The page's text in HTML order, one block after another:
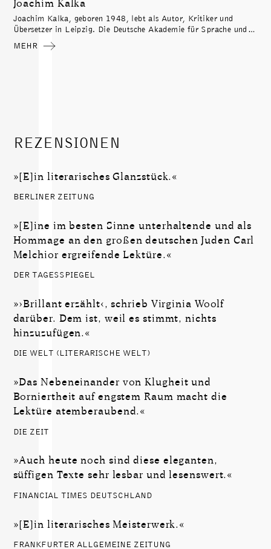
Joachim Kalka
Joachim Kalka, geboren 1948, lebt als Autor, Kritiker und
Übersetzer in Leipzig. Die Deutsche Akademie für Sprache und
Dichtung verlieh ihm 1996 für sein Übersetzungswerk –
insbesondere für die Übertragungen der Romane von Gilbert
Essaybände, zuletzt »Schatten und Schnee« (2022).
MEHR
REZENSIONEN
»[E]in literarisches Glanzstück.«
BERLINER ZEITUNG
»[E]ine im besten Sinne unterhaltende und als
Hommage an den großen deutschen Juden Carl
Melchior ergreifende Lektüre.«
DER TAGESSPIEGEL
»›Brillant erzählt‹, schrieb Virginia Woolf
darüber. Dem ist, weil es stimmt, nichts
hinzuzufügen.«
DIE WELT (LITERARISCHE WELT)
»Das Nebeneinander von Klugheit und
Borniertheit auf engstem Raum macht die
Lektüre atemberaubend.«
DIE ZEIT
»Auch heute noch sind diese eleganten,
süffigen Texte sehr lesbar und lesenswert.«
FINANCIAL TIMES DEUTSCHLAND
»[E]in literarisches Meisterwerk.«
FRANKFURTER ALLGEMEINE ZEITUNG